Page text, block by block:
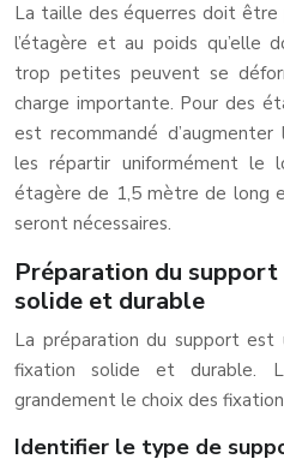
La taille des équerres doit
l’étagère et au poids qu’elle
trop petites peuvent se
charge importante. Pour des
est recommandé
les répartir uniformément le
étagère de 1,5 mètre de long
seront nécessaires.
Préparation du support
solide et durable
La préparation du support est
fixation solide et durable.
grandement le choix des
Identifier le type de